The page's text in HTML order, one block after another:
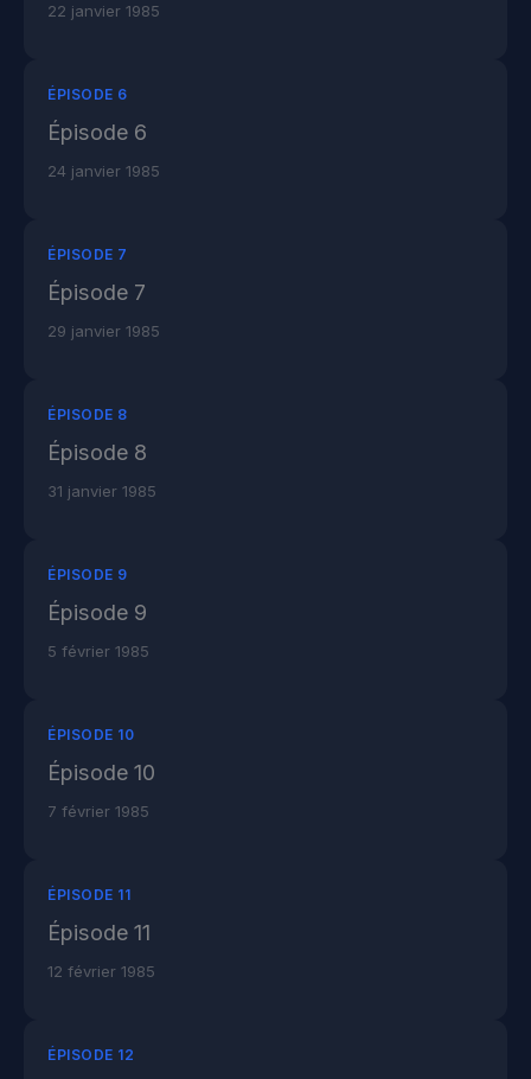
22 janvier 1985
ÉPISODE 6
Épisode 6
24 janvier 1985
ÉPISODE 7
Épisode 7
29 janvier 1985
ÉPISODE 8
Épisode 8
31 janvier 1985
ÉPISODE 9
Épisode 9
5 février 1985
ÉPISODE 10
Épisode 10
7 février 1985
ÉPISODE 11
Épisode 11
12 février 1985
ÉPISODE 12